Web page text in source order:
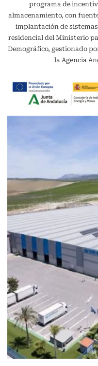
programa de
almacenamiento, con
implantación de
residencial del Ministerio
Demográfico, gestionado
la Agencia